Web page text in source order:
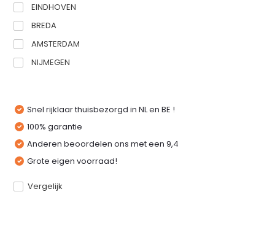
EINDHOVEN
BREDA
AMSTERDAM
NIJMEGEN
Snel rijklaar thuisbezorgd in NL en BE !
100% garantie
Anderen beoordelen ons met een 9,4
Grote eigen voorraad!
Vergelijk